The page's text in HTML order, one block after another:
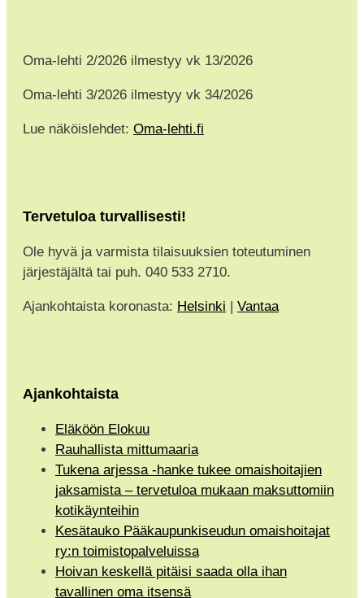
Oma-lehti 2/2026 ilmestyy vk 13/2026
Oma-lehti 3/2026 ilmestyy vk 34/2026
Lue näköislehdet: Oma-lehti.fi
Tervetuloa turvallisesti!
Ole hyvä ja varmista tilaisuuksien toteutuminen
järjestäjältä tai puh. 040 533 2710.
Ajankohtaista koronasta: Helsinki | Vantaa
Ajankohtaista
Eläköön Elokuu
Rauhallista mittumaaria
Tukena arjessa -hanke tukee omaishoitajien
jaksamista – tervetuloa mukaan maksuttomiin
kotikäynteihin
Kesätauko Pääkaupunkiseudun omaishoitajat
ry:n toimistopalveluissa
Hoivan keskellä pitäisi saada olla ihan
tavallinen oma itsensä